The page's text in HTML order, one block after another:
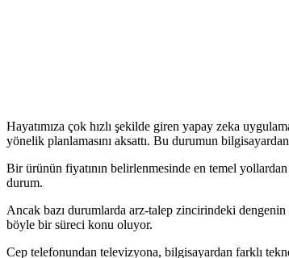
Hayatımıza çok hızlı şekilde giren yapay zeka
yönelik planlamasını aksattı. Bu durumun
Bir ürünün fiyatının belirlenmesinde en temel
durum.
Ancak bazı durumlarda arz-talep zincirindeki
böyle bir süreci konu oluyor.
Cep telefonundan televizyona, bilgisayardan farklı